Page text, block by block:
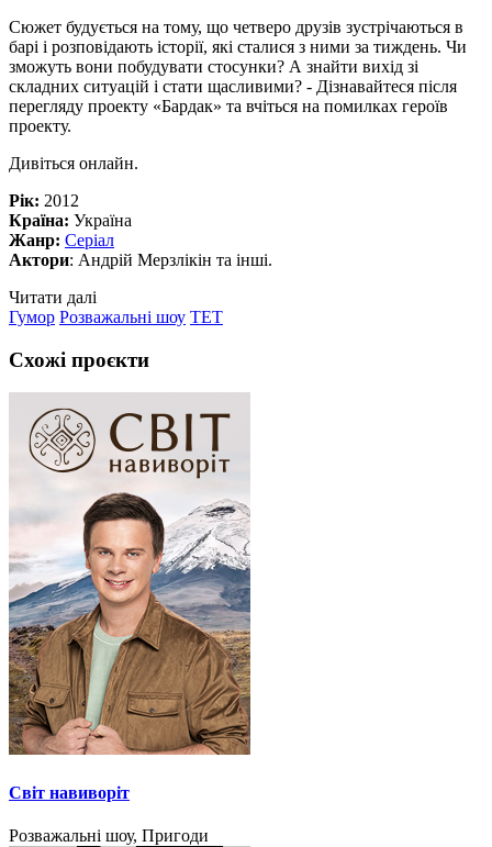
Сюжет будується на тому, що четверо друзів зустрічаються в
барі і розповідають історії, які сталися з ними за тиждень. Чи
зможуть вони побудувати стосунки? А знайти вихід зі
складних ситуацій і стати щасливими? - Дізнавайтеся після
перегляду проекту «Бардак» та вчіться на помилках героїв
проекту.
Дивіться онлайн.
Рік: 2012
Країна: Україна
Жанр: Серіал
Актори: Андрій Мерзлікін та інші.
Читати далі
Гумор Розважальні шоу ТЕТ
Схожі проєкти
Світ навиворіт
Розважальні шоу, Пригоди